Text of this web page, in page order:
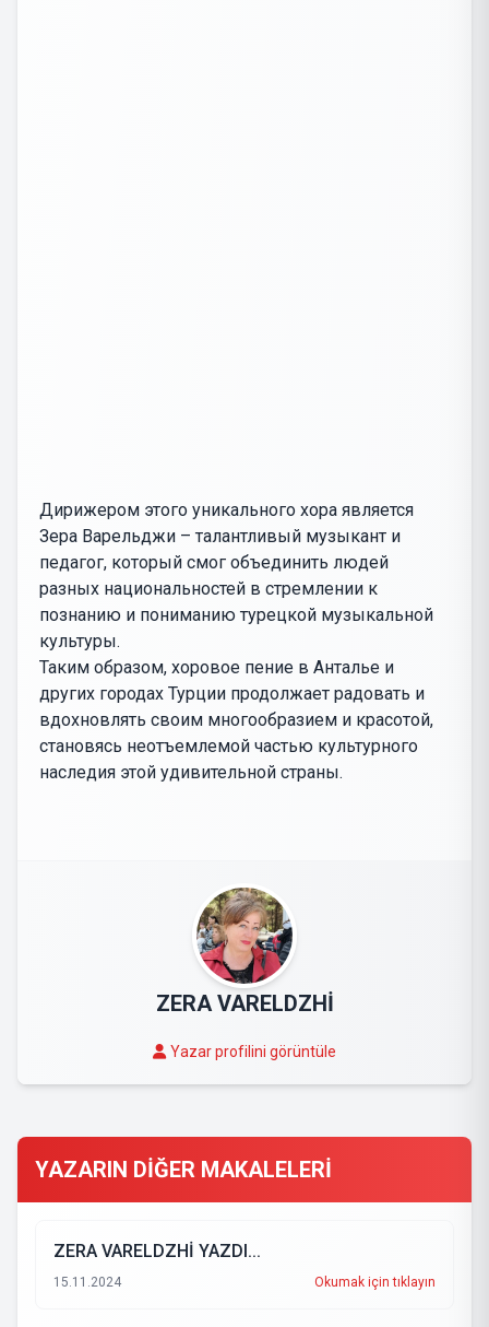
Дирижером этого уникального хора является
Зера Варельджи – талантливый музыкант и
педагог, который смог объединить людей
разных национальностей в стремлении к
познанию и пониманию турецкой музыкальной
культуры.
Таким образом, хоровое пение в Анталье и
других городах Турции продолжает радовать и
вдохновлять своим многообразием и красотой,
становясь неотъемлемой частью культурного
наследия этой удивительной страны.
ZERA VARELDZHİ
Yazar profilini görüntüle
YAZARIN DİĞER MAKALELERİ
ZERA VARELDZHİ YAZDI...
15.11.2024 Okumak için tıklayın